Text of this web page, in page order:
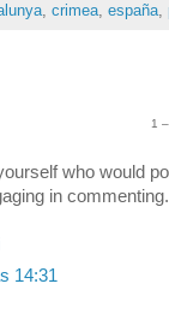
, crimea, españa,
1
who would
in
14:31